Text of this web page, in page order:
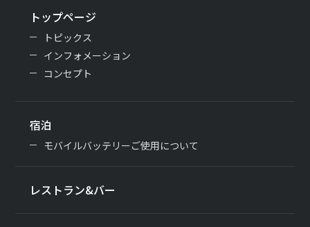
トップページ
トピックス
インフォメーション
コンセプト
宿泊
モバイルバッテリーご使用について
レストラン&バー